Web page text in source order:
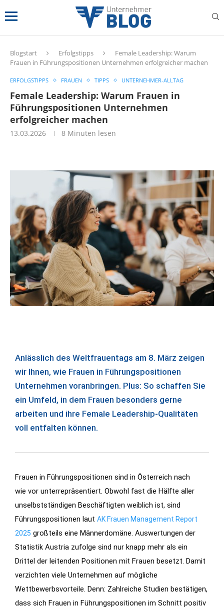
Blogstart Erfolgstipps
Female Leadership: Warum
Frauen in Führungspositionen Unternehmen erfolgreicher machen
ERFOLGSTIPPS FRAUEN TIPPS UNTERNEHMER-ALLTAG
Female Leadership: Warum Frauen in
Führungspositionen Unternehmen
erfolgreicher machen
13.03.2026 8 Minuten lesen
Anlässlich des Weltfrauentags am 8. März zeigen
wir Ihnen, wie Frauen in Führungspositionen
Unternehmen voranbringen. Plus: So schaffen Sie
ein Umfeld, in dem Frauen besonders gerne
arbeiten und ihre Female Leadership-Qualitäten
voll entfalten können.
Frauen in Führungspositionen sind in Österreich nach
wie vor unterrepräsentiert. Obwohl fast die Hälfte aller
unselbstständigen Beschäftigten weiblich ist, sind
Führungspositionen laut AK Frauen Management Report
2025 großteils eine Männerdomäne. Auswertungen der
Statistik Austria zufolge sind nur knapp mehr als ein
Drittel der leitenden Positionen mit Frauen besetzt. Damit
verzichten viele Unternehmen auf mögliche
Wettbewerbsvorteile. Denn: Zahlreiche Studien bestätigen,
dass sich Frauen in Führungspositionen im Schnitt positiv